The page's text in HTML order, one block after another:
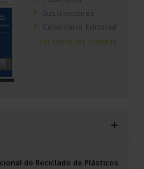
Suscripciones
Calendario Editorial
Ver todas las revistas
de Reciclado de Plásticos